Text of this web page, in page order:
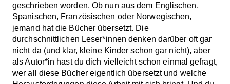
geschrieben worden. Ob nun aus dem Englischen,
Spanischen, Französischen oder Norwegischen,
jemand hat die Bücher übersetzt. Die
durchschnittlichen Leser*innen denken darüber oft gar
nicht da (und klar, kleine Kinder schon gar nicht), aber
als Autor*in hast du dich vielleicht schon einmal gefragt,
wer all diese Bücher eigentlich übersetzt und welche